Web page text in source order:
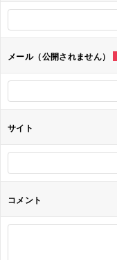
シ
ョ
ン
メール（公開されません）
サイト
コメント